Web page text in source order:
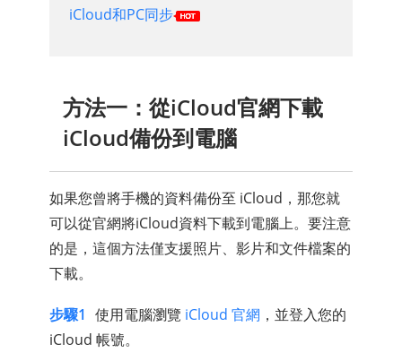
iCloud和PC同步
方法一：從iCloud官網下載
iCloud備份到電腦
如果您曾將手機的資料備份至 iCloud，那您就
可以從官網將iCloud資料下載到電腦上。要注意
的是，這個方法僅支援照片、影片和文件檔案的
下載。
步驟1 使用電腦瀏覽 iCloud 官網 ，並登入您的
iCloud 帳號。